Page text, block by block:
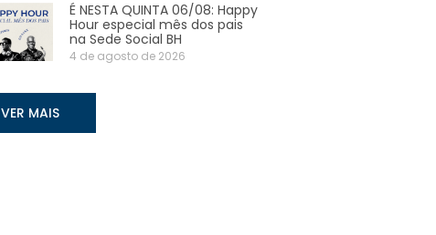
É NESTA QUINTA 06/08: Happy
Hour especial mês dos pais
na Sede Social BH
4 de agosto de 2026
VER MAIS